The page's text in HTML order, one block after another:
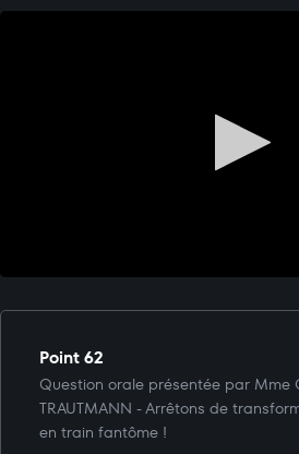
Point 62
Question orale présentée par Mme
TRAUTMANN - Arrêtons de
en train fantôme !